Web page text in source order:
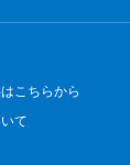
こちらから
て